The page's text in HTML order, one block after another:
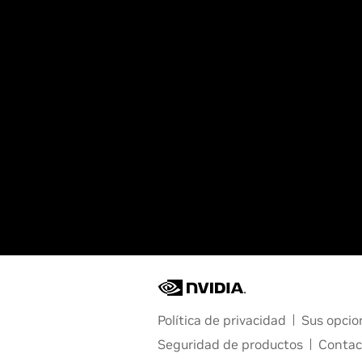
Política de privacidad
Sus
Seguridad de productos